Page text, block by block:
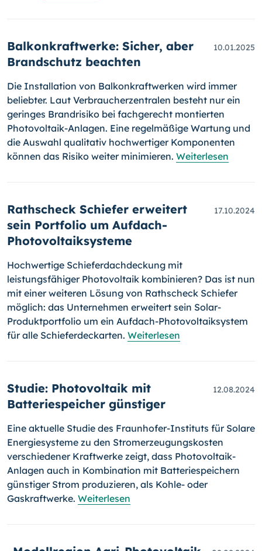
Balkonkraftwerke: Sicher, aber
Brandschutz beachten
10.01.2025
Die Installation von Balkonkraftwerken wird immer
beliebter. Laut Verbraucherzentralen besteht nur ein
geringes Brandrisiko bei fachgerecht montierten
Photovoltaik-Anlagen. Eine regelmäßige Wartung und
die Auswahl qualitativ hochwertiger Komponenten
können das Risiko weiter minimieren. Weiterlesen
Rathscheck Schiefer erweitert
sein Portfolio um Aufdach-
Photovoltaiksysteme
17.10.2024
Hochwertige Schieferdachdeckung mit
leistungsfähiger Photovoltaik kombinieren? Das ist nun
mit einer weiteren Lösung von Rathscheck Schiefer
möglich: das Unternehmen erweitert sein Solar-
Produktportfolio um ein Aufdach-Photovoltaiksystem
für alle Schieferdeckarten. Weiterlesen
Studie: Photovoltaik mit
Batteriespeicher günstiger
12.08.2024
Eine aktuelle Studie des Fraunhofer-Instituts für Solare
Energiesysteme zu den Stromerzeugungskosten
verschiedener Kraftwerke zeigt, dass Photovoltaik-
Anlagen auch in Kombination mit Batteriespeichern
günstiger Strom produzieren, als Kohle- oder
Gaskraftwerke. Weiterlesen